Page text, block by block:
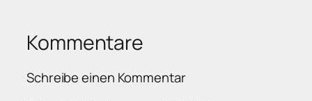
Kommentare
Schreibe einen Kommentar